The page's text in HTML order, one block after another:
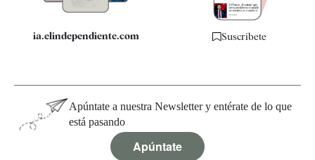
ia.elindependiente.com Suscríbete
Apúntate a nuestra Newsletter y entérate de lo que
está pasando
Apúntate